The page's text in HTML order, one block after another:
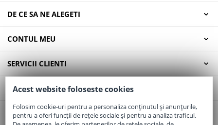
DE CE SA NE ALEGETI
CONTUL MEU
SERVICII CLIENTI
CONTACT
Email:office@elaptepraf.ro
Acest website foloseste cookies
Folosim cookie-uri pentru a personaliza conținutul și anunțurile,
pentru a oferi funcții de rețele sociale și pentru a analiza traficul.